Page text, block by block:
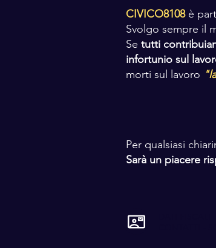
CIVICO8108 è
Svolgo sempre il
Se tutti
infortunio sul
morti sul lavoro
Per qualsiasi
Sarà un piacere